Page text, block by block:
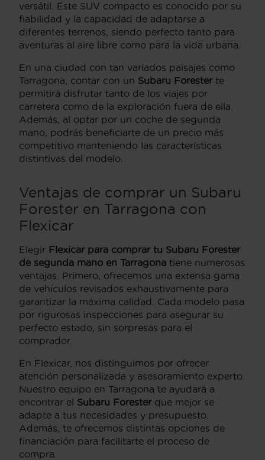
versátil. Este SUV compacto es conocido por su
fiabilidad y la capacidad de adaptarse a
diferentes terrenos, siendo perfecto tanto para
aventuras al aire libre como para la vida urbana.
En una ciudad con tan variados paisajes como
Tarragona, contar con un Subaru Foresterte
permitirá disfrutar tanto de los viajes por
carretera como de la exploración fuera de ella.
Además, al optar por un coche de segunda
mano, podrás beneficiarte de un precio más
competitivo manteniendo las características
distintivas del modelo.
Ventajas de comprar un Subaru
Forester en Tarragona con
Flexicar
Elegir Flexicar para comprar tu Subaru Forester
de segunda mano en Tarragona tiene numerosas
ventajas. Primero, ofrecemos una extensa gama
de vehículos revisados exhaustivamente para
garantizar la máxima calidad. Cada modelo pasa
por rigurosas inspecciones para asegurar su
perfecto estado, sin sorpresas para el
comprador.
En Flexicar, nos distinguimos por ofrecer
atención personalizada y asesoramiento experto.
Nuestro equipo en Tarragona te ayudará a
encontrar el Subaru Foresterque mejor se
adapte a tus necesidades y presupuesto.
Además, te ofrecemos distintas opciones de
financiación para facilitarte el proceso de
compra.